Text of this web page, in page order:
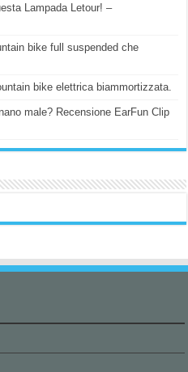
Lampada Letour! –
bike full suspended che
bike elettrica biammortizzata.
male? Recensione EarFun Clip